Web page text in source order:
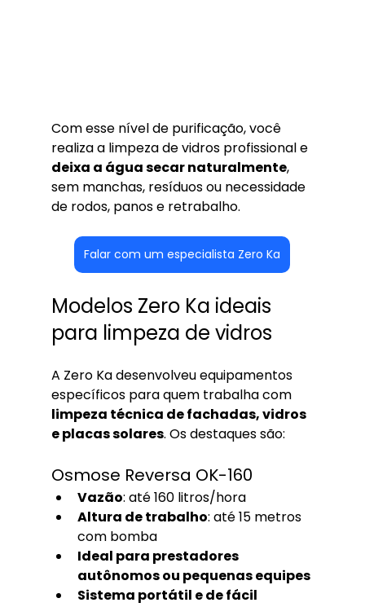
Com esse nível de purificação, você
realiza a limpeza de vidros profissional e
deixa a água secar naturalmente,
sem manchas, resíduos ou necessidade
de rodos, panos e retrabalho.
Falar com um especialista Zero Ka
Modelos Zero Ka ideais
para limpeza de vidros
A Zero Ka desenvolveu equipamentos
específicos para quem trabalha com
limpeza técnica de fachadas, vidros
e placas solares. Os destaques são:
Osmose Reversa OK-160
Vazão: até 160 litros/hora
Altura de trabalho: até 15 metros
com bomba
Ideal para prestadores
autônomos ou pequenas equipes
Sistema portátil e de fácil